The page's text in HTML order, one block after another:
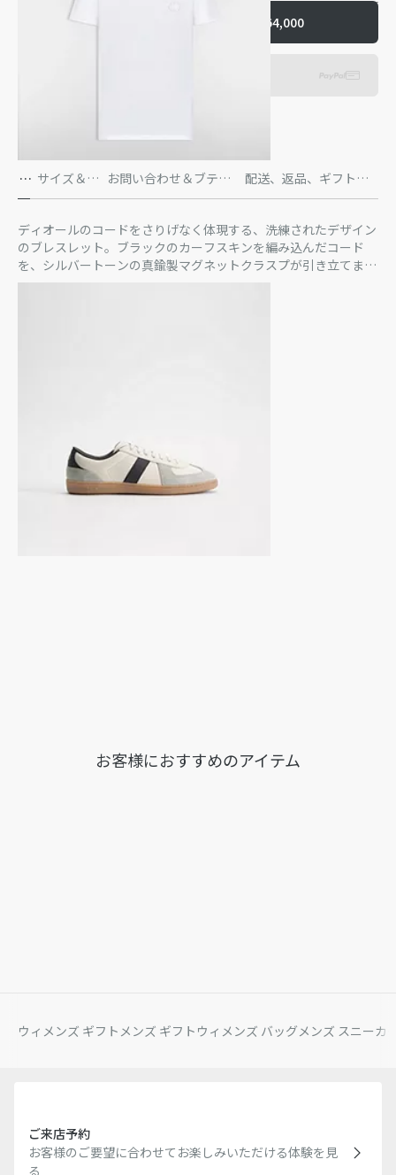
ショッピングバッグに入れる ￥64,000
詳
細
サイズ＆フ
ィット
お問い合わせ＆ブティ
ック在庫状況
配送、返品、ギフト包
装、お支払方法
ディオールのコードをさりげなく体現する、洗練されたデザイン
のブレスレット。ブラックのカーフスキンを編み込んだコード
を、シルバートーンの真鍮製マグネットクラスプが引き立てま
す。クラスプにはブラックのラッカーで「カナージュ」モチーフ
お客様におすすめのアイテム
ウィメンズ ギフト メンズ ギフト ウィメンズ バッグメンズ スニーカ
ご来店予約
お客様のご要望に合わせてお楽しみいただける体験を見
る